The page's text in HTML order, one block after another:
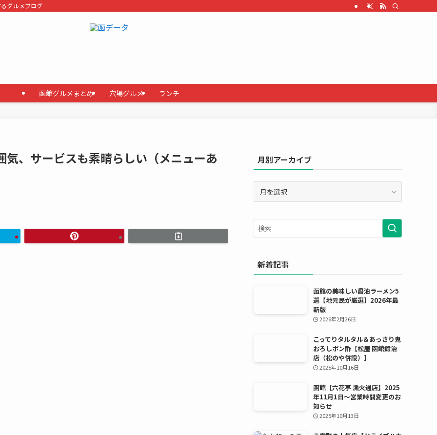
グルメブログ
函館グルメまとめ 穴場グルメ ランチ
気、サービスも素晴らしい（メニューあ 月別アーカイブ
ー
カ
イ
新着記事
函館の美味しい醤油ラーメン5
選【地元民が厳選】2026年最
新版
2026年2月26日
こってりタルタル＆あっさり鬼
おろしポン酢【松屋 函館鍛治
店（松のや併設）】
2025年10月16日
函館【六花亭 漁火通店】2025
年11月1日〜営業時間変更のお
知らせ
2025年10月13日